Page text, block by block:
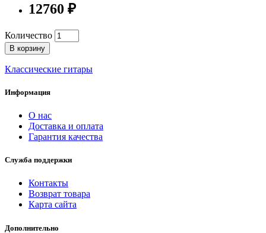
12760 ₽
Количество
В корзину
Классические гитары
Информация
О нас
Доставка и оплата
Гарантия качества
Служба поддержки
Контакты
Возврат товара
Карта сайта
Дополнительно